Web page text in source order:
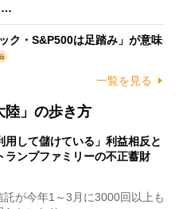
…
ク・S&P500は足踏み」が意味
一覧を見る
陸」の歩き方
用して儲けている」利益相反と
ランプファミリーの不正蓄財
が今年1～3月に3000回以上も